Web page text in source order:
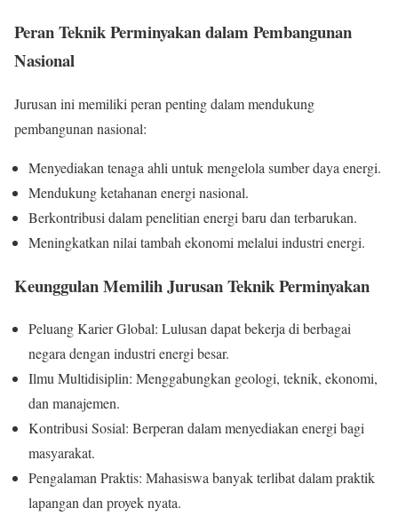
Peran Teknik Perminyakan dalam Pembangunan
Nasional
Jurusan ini memiliki peran penting dalam mendukung
pembangunan nasional:
Menyediakan tenaga ahli untuk mengelola sumber daya energi.
Mendukung ketahanan energi nasional.
Berkontribusi dalam penelitian energi baru dan terbarukan.
Meningkatkan nilai tambah ekonomi melalui industri energi.
Keunggulan Memilih Jurusan Teknik Perminyakan
Peluang Karier Global: Lulusan dapat bekerja di berbagai
negara dengan industri energi besar.
Ilmu Multidisiplin: Menggabungkan geologi, teknik, ekonomi,
dan manajemen.
Kontribusi Sosial: Berperan dalam menyediakan energi bagi
masyarakat.
Pengalaman Praktis: Mahasiswa banyak terlibat dalam praktik
lapangan dan proyek nyata.